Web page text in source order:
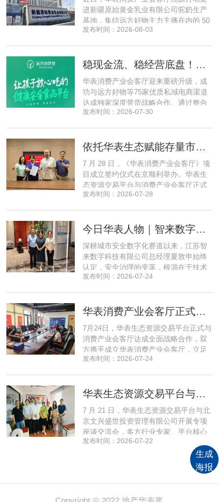
生成
海报
数据规模才是决定行业拐点的核心
进新疆原始黄金乳业有限公司驼奶生产
基地，集结远方好物主力主播在内的 50
位头部私域主播组团深入工厂一线实地
源同步联动，以沉浸式实景打卡、全流
式，全方位拆解新疆优质驼奶
发布时间：2026-08-03
稳现金流、稳经营底盘！华表消费产业会客厅携手75家头部私域电商渠道赋能地产存量空间，打造消费产业新基建
华表消费产业会客厅迎来重磅升级，成
功与远方好物等75家优质私域电商渠道
达成独家深度带货战略合作。通过整合
全网顶尖私域资源，项目搭建起全国性
矩阵，核心竞争力与行业影响力实现跨
实体经济长效发展注入全新动能
发布时间：2026-07-30
依托华表生态赋能存量市场《华表消费产业会客厅》项目签约落地
7 月 28 日，《华表消费产业会客厅》项
目成立签约仪式在京顺利举办。华表生
态资源交易平台与消费产业会客厅正式
签署合作协议，标志着立足华表生态资
源交易平台董事长吴海花，消费产业会
资管理有限公司总经理孙燕南
发布时间：2026-07-28
今日华表人物｜智来数字总经理夏敦申：探寻城市风险 AI 防控创新之路
深耕城市安全数字化赛道以来，江苏智
来数字科技有限公司总经理夏敦申始终
认定，安全治理的变革，根源在于技术
模式的革新。在他看来，智慧消防不只
全从 “事后救火” 转向 “事前防患”。依靠
入，智来数字稳步搭建起面
发布时间：2026-07-24
华表消费产业会客厅正式成立！
7月24日，华表生态资源交易平台正式与
消费产业会客厅达成全面战略合作，双
方携手成立华表消费产业会客厅，立足
提振消费、激活内需的市场发展导向，
式，精准赋能物业公司、房地产开发公
级。华表生态资源交易平台主席、
发布时间：2026-07-24
华表生态资源交易平台与文兴盛世座谈共谋存量资产升级新路径
7 月 21 日，华表生态资源交易平台与北
京文兴盛世投资管理有限公司开展专项
座谈交流会，多方行业专家、平台核心
管理层齐聚现场，围绕资源联动、项目
落地、产业升级展开深度磋商。北京文
兴盛世投资管理有限公司总经理、对外
经济贸易大学数商学院客座教授、消费
产业会客厅项目核心发起人孙燕南；华
表生态资源交易平台董事长吴
发布时间：2026-07-22